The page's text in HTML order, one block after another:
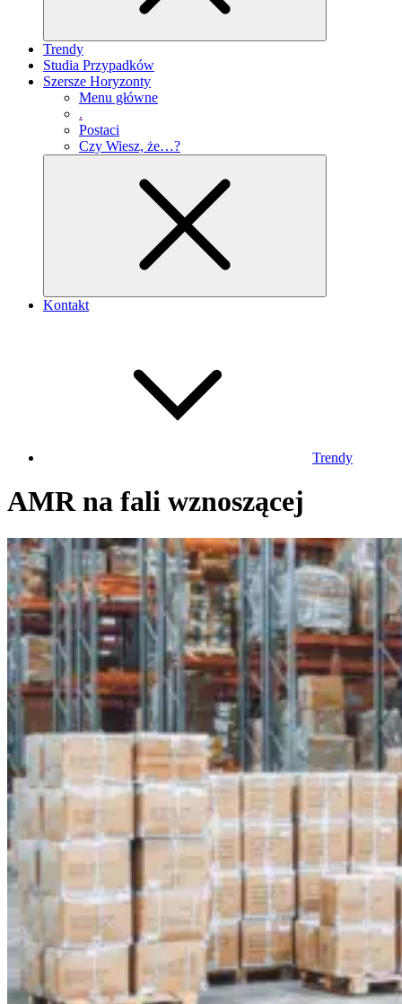
Trendy
Studia Przypadków
Szersze Horyzonty
Menu główne
.
Postaci
Czy Wiesz, że…?
Kontakt
Trendy
AMR na fali wznoszącej